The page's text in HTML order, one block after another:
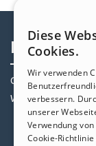
Help
Community
Websites von
Diese
Cookies.
Wir verwenden
verbessern.
unserer
Verwendung
Cookie-Richtlinie